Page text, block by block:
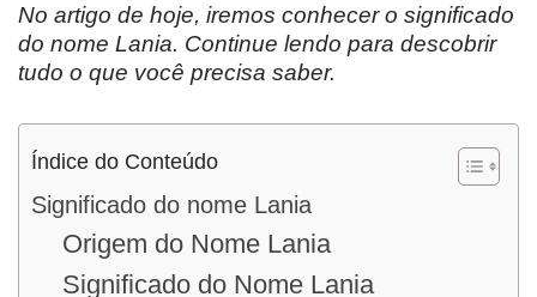
No artigo de hoje, iremos conhecer o significado
do nome Lania. Continue lendo para descobrir
tudo o que você precisa saber.
Índice do Conteúdo
Significado do nome Lania
Origem do Nome Lania
Significado do Nome Lania